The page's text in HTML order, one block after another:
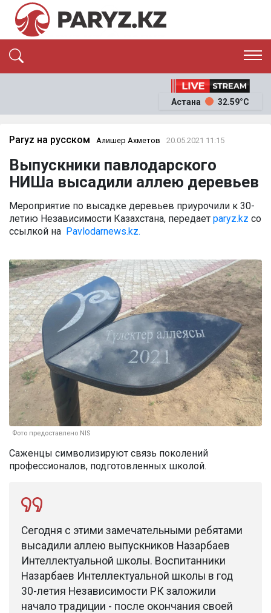
ЭКОНОМИКА
ОҚИҒА
News
Астана 32.59°C
Paryz на русском Алишер Ахметов 20.05.2021 11:15
Выпускники павлодарского
НИШа высадили аллею деревьев
Мероприятие по высадке деревьев приурочили к 30-
летию Независимости Казахстана, передает paryz.kz со
ссылкой на Pavlodarnews.kz.
Фото предоставлено NIS
Саженцы символизируют связь поколений
профессионалов, подготовленных школой.
Сегодня с этими замечательными ребятами
высадили аллею выпускников Назарбаев
Интеллектуальной школы. Воспитанники
Назарбаев Интеллектуальной школы в год
30-летия Независимости РК заложили
начало традиции - после окончания своей